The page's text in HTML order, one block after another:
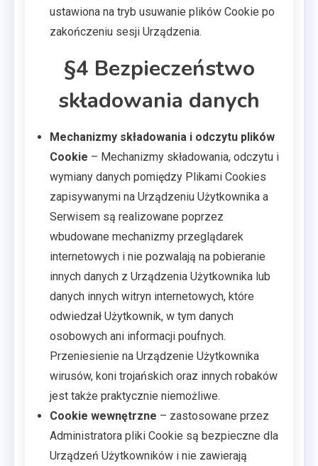
ustawiona na tryb usuwanie plików Cookie po
zakończeniu sesji Urządzenia.
§4 Bezpieczeństwo
składowania danych
Mechanizmy składowania i odczytu plików
Cookie – Mechanizmy składowania, odczytu i
wymiany danych pomiędzy Plikami Cookies
zapisywanymi na Urządzeniu Użytkownika a
Serwisem są realizowane poprzez
wbudowane mechanizmy przeglądarek
internetowych i nie pozwalają na pobieranie
innych danych z Urządzenia Użytkownika lub
danych innych witryn internetowych, które
odwiedzał Użytkownik, w tym danych
osobowych ani informacji poufnych.
Przeniesienie na Urządzenie Użytkownika
wirusów, koni trojańskich oraz innych robaków
jest także praktycznie niemożliwe.
Cookie wewnętrzne – zastosowane przez
Administratora pliki Cookie są bezpieczne dla
Urządzeń Użytkowników i nie zawierają